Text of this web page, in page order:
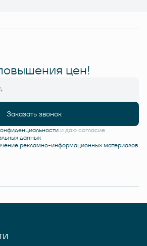
цен!
Заказать звонок
и даю согласие
данных
рекламно-информационных материалов